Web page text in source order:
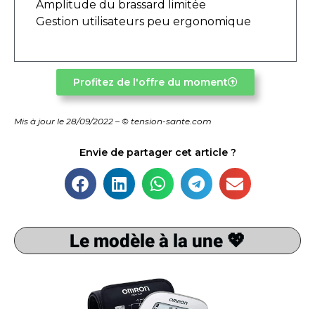
Amplitude du brassard limitée
Gestion utilisateurs peu ergonomique
Profitez de l'offre du moment
Mis à jour le 28/09/2022 – © tension-sante.com
Envie de partager cet article ?
Le modèle à la une 💖